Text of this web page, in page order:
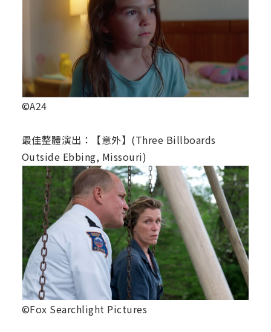
©A24
最佳整體演出：【意外】(Three Billboards
Outside Ebbing, Missouri)
©Fox Searchlight Pictures